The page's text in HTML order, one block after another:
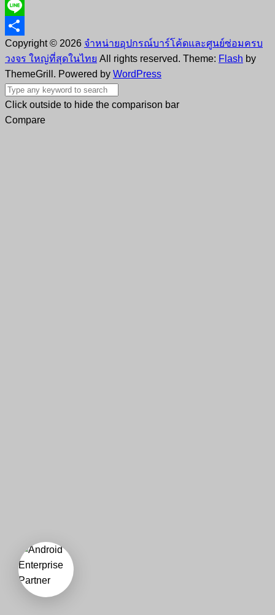
Email
Line
Share
Copyright © 2026 จำหน่ายอุปกรณ์บาร์โค้ดและศูนย์ซ่อมครบ
วงจร ใหญ่ที่สุดในไทย All rights reserved. Theme: Flash by
ThemeGrill. Powered by WordPress
Click outside to hide the comparison bar
Compare